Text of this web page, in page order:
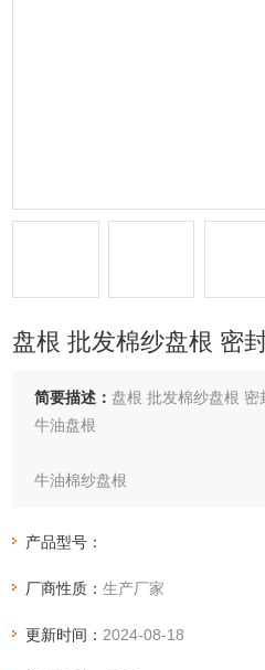
盘根 批发棉纱盘根 密
简要描述： 盘根 批发棉纱盘根 密
牛油盘根
牛油棉纱盘根
质中的机械密封 特别适合船舶工
产品型号：
厂商性质：生产厂家
更新时间： 2024-08-18